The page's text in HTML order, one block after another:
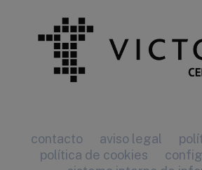
contacto aviso legal
política de cookies